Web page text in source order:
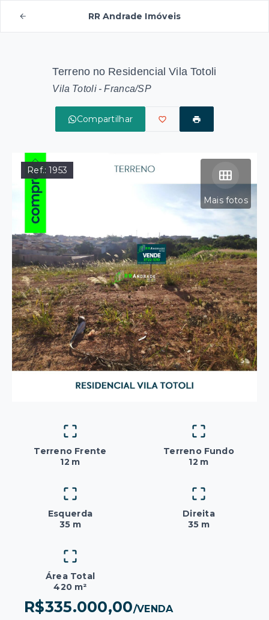
RR Andrade Imóveis
Terreno no Residencial Vila Totoli
Vila Totoli - Franca/SP
Compartilhar
Mais fotos
Ref.:1953
Terreno Frente
12 m
Terreno Fundo
12 m
Esquerda
35 m
Direita
35 m
Área Total
420 m²
R$335.000,00/VENDA